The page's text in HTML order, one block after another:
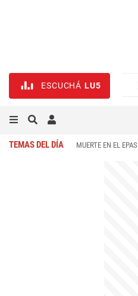
ESCUCHÁ LU5
TEMAS DEL DÍA MUERTE EN EL EPAS